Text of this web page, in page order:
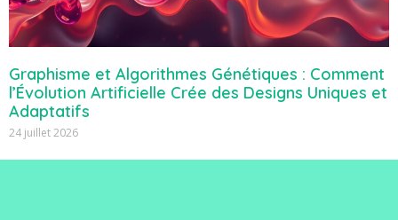
Graphisme et Algorithmes Génétiques : Comment
l’Évolution Artificielle Crée des Designs Uniques et
Adaptatifs
24 juillet 2026